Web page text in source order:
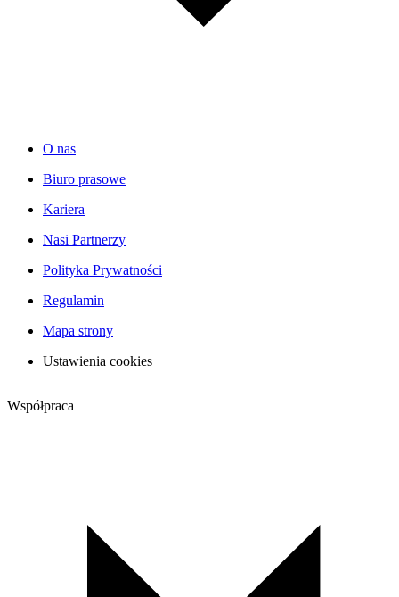
O nas
Biuro prasowe
Kariera
Nasi Partnerzy
Polityka Prywatności
Regulamin
Mapa strony
Ustawienia cookies
Współpraca